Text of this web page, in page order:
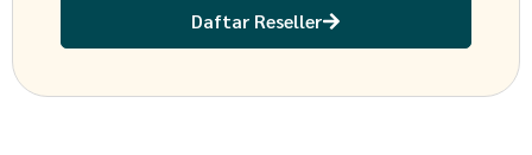
Daftar Reseller